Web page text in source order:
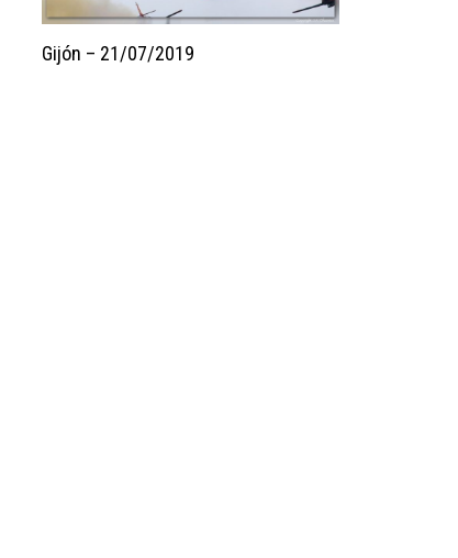
Gijón – 21/07/2019